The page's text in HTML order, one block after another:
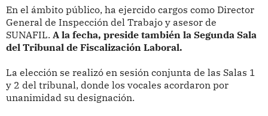
En el ámbito público, ha ejercido cargos como Director
General de Inspección del Trabajo y asesor de
SUNAFIL. A la fecha, preside también la Segunda Sala
del Tribunal de Fiscalización Laboral.
La elección se realizó en sesión conjunta de las Salas 1
y 2 del tribunal, donde los vocales acordaron por
unanimidad su designación.